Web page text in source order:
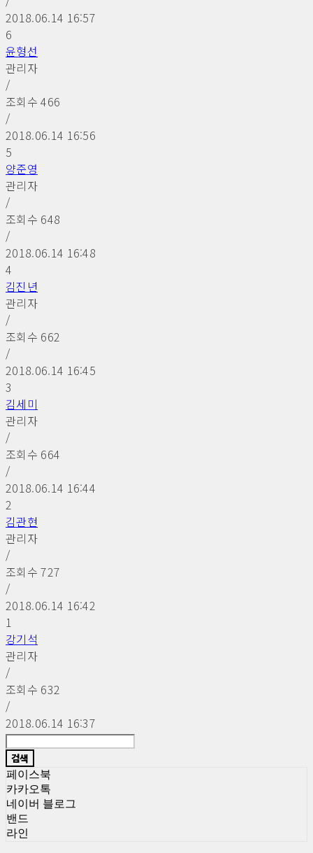
2018.06.14 16:57
6
윤형선
관리자
/
조회수466
/
2018.06.14 16:56
5
양준영
관리자
/
조회수 648
/
2018.06.14 16:48
4
김진년
관리자
/
조회수 662
/
2018.06.14 16:45
3
김세미
관리자
/
조회수 664
/
2018.06.14 16:44
2
김관현
관리자
/
조회수727
/
2018.06.14 16:42
1
강기석
관리자
/
조회수 632
/
2018.06.14 16:37
검색
페이스북
카카오톡
네이버 블로그
밴드
라인